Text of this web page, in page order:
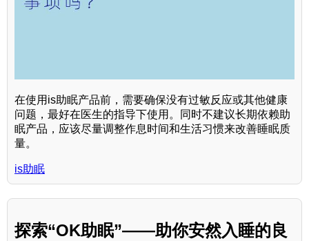
在使用is助眠产品前，需要确保没有过敏反应或其他健康
问题，最好在医生的指导下使用。同时不建议长期依赖助
眠产品，应该尽量调整作息时间和生活习惯来改善睡眠质
量。
is助眠
探索“OK助眠”——助你安然入睡的良